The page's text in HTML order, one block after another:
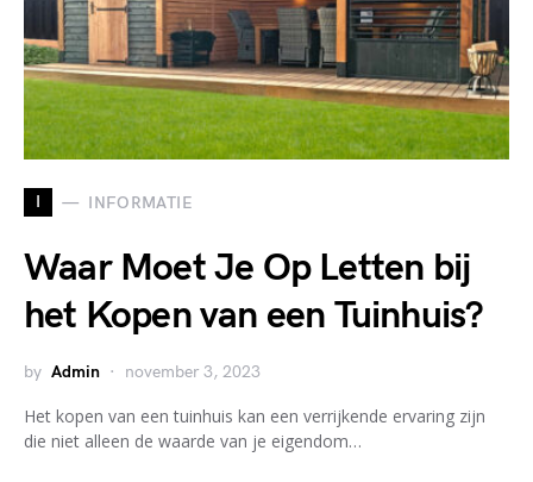
I INFORMATIE
Waar Moet Je Op Letten bij
het Kopen van een Tuinhuis?
by Admin november 3, 2023
Het kopen van een tuinhuis kan een verrijkende ervaring zijn
die niet alleen de waarde van je eigendom…